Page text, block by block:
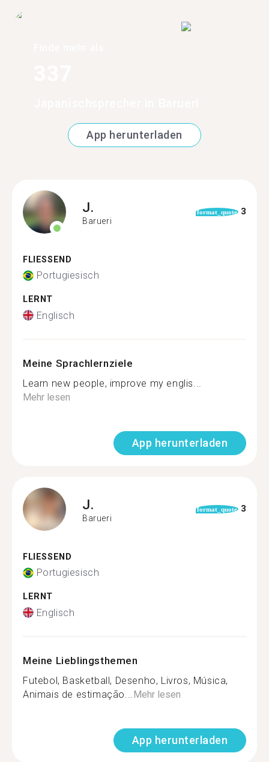
App herunterladen
J.
Barueri
format_quote 3
FLIESSEND
Portugiesisch
LERNT
Englisch
Meine Sprachlernziele
Learn new people, improve my englis...
Mehr lesen
App herunterladen
J.
Barueri
format_quote 3
FLIESSEND
Portugiesisch
LERNT
Englisch
Meine Lieblingsthemen
Futebol, Basketball, Desenho, Livros, Música,
Animais de estimação... Mehr lesen
App herunterladen